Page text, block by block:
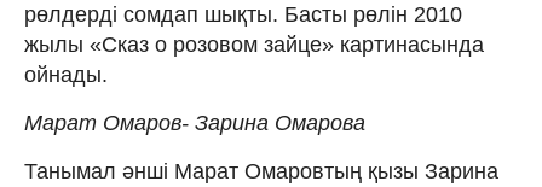
рөлдерді сомдап шықты. Басты рөлін 2010
жылы «Сказ о розовом зайце» картинасында
ойнады.
Марат Омаров- Зарина Омарова
Танымал әнші Марат Омаровтың қызы Зарина